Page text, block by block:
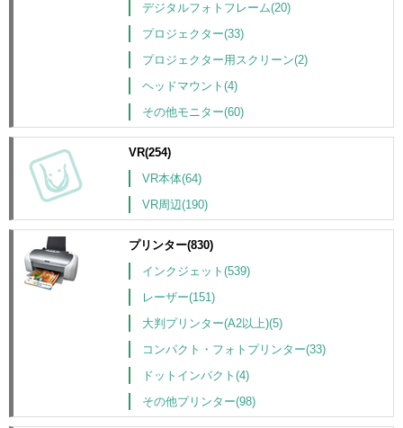
デジタルフォトフレーム(20)
プロジェクター(33)
プロジェクター用スクリーン(2)
ヘッドマウント(4)
その他モニター(60)
VR(254)
VR本体(64)
VR周辺(190)
プリンター(830)
インクジェット(539)
レーザー(151)
大判プリンター(A2以上)(5)
コンパクト・フォトプリンター(33)
ドットインパクト(4)
その他プリンター(98)